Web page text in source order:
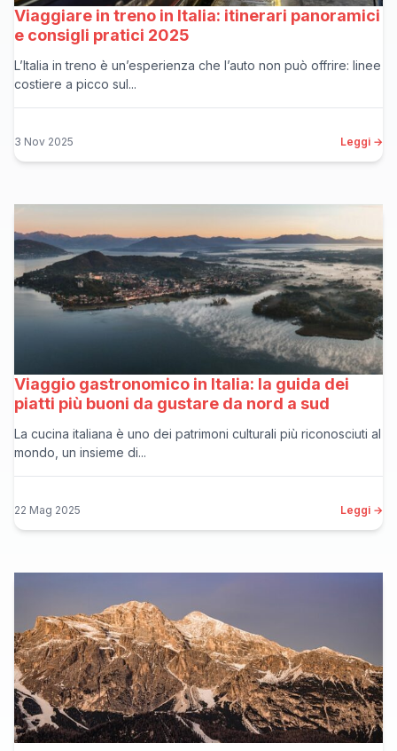
Viaggiare in treno in Italia: itinerari panoramici
e consigli pratici 2025
L’Italia in treno è un’esperienza che l’auto non può offrire: linee
costiere a picco sul...
3 Nov 2025 Leggi →
Viaggio gastronomico in Italia: la guida dei
piatti più buoni da gustare da nord a sud
La cucina italiana è uno dei patrimoni culturali più riconosciuti al
mondo, un insieme di...
22 Mag 2025 Leggi →